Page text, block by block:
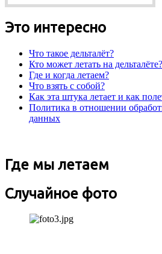
Это интересно
Что такое дельталёт?
Кто может летать на дельталёте?
Где и когда летаем?
Что взять с собой?
Как эта штука летает и как
Политика в отношении
данных
Где мы летаем
Случайное фото